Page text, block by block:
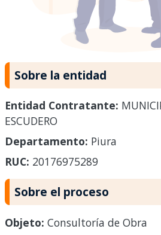
Sobre la entidad
Entidad Contratante:
ESCUDERO
Departamento: Piura
RUC: 20176975289
Sobre el proceso
Objeto: Consultoría de Obra